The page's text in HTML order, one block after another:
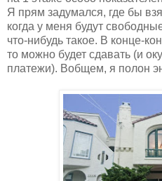
Я прям задумался, где бы
когда у меня будут
что-нибудь такое. В конце-
то можно будет сдавать (и
платежи). Вобщем, я полон